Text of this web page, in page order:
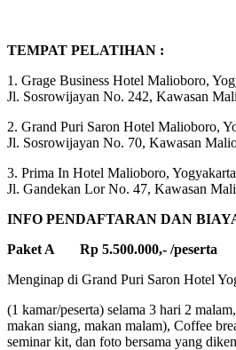
TEMPAT PELATIHAN :
1. Grage Business Hotel Malioboro,
Jl. Sosrowijayan No. 242, Kawasan
2. Grand Puri Saron Hotel Malioboro,
Jl. Sosrowijayan No. 70, Kawasan
3. Prima In Hotel Malioboro, Yogyakarta
Jl. Gandekan Lor No. 47, Kawasan
INFO PENDAFTARAN DAN
Paket A Rp 5.500.000,- /peserta
Menginap di Grand Puri Saron Hotel
(1 kamar/peserta) selama 3 hari 2
makan siang, makan malam), Coffee
seminar kit, dan foto bersama yang